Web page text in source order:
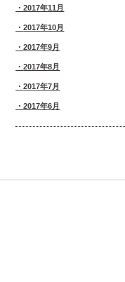
2017年11月
2017年10月
2017年9月
2017年8月
2017年7月
2017年6月